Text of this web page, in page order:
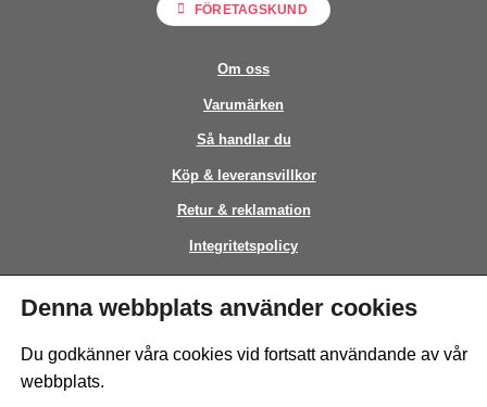
FÖRETAGSKUND
Om oss
Varumärken
Så handlar du
Köp & leveransvillkor
Retur & reklamation
Integritetspolicy
Kontakt
This site is protected by reCAPTCHA and the GooglePrivacy Policyand
Denna webbplats använder cookies
Du godkänner våra cookies vid fortsatt användande av vår
webbplats.